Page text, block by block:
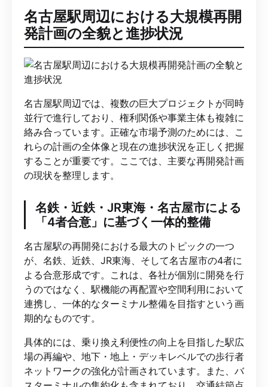
名古屋駅周辺における大規模再開
発計画の全貌と進捗状況
名古屋駅周辺では、複数の巨大プロジェクトが同時
並行で進行しており、権利関係や事業主体も複雑に
絡み合っています。正確な市場予測のためには、こ
れらの計画の全体像と現在の進捗状況を正しく把握
することが重要です。ここでは、主要な再開発計画
の現状を整理します。
名鉄・近鉄・JR東海・名古屋市による
「4者合意」に基づく一体的整備
名古屋駅の再開発における最大のトピックの一つ
が、名鉄、近鉄、JR東海、そして名古屋市の4者に
よる合意形成です。これは、各社が個別に開発を行
うのではなく、駅機能の再配置や空間利用において
連携し、一体的なターミナル整備を目指すという画
期的なものです。
具体的には、乗り換え利便性の向上を目指した駅広
場の再編や、地下・地上・デッキレベルでの歩行者
ネットワークの強化が計画されています。また、バ